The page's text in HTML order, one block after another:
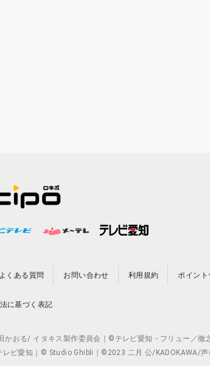
よくある質問 お問い合わせ 利用規約 ポイント
に基づく表記
る/ イタキス製作委員会｜©テレビ愛知・フリュー／徹
ビ愛知｜© Studio Ghibli｜©2023 二月 公/KADOKAWA/